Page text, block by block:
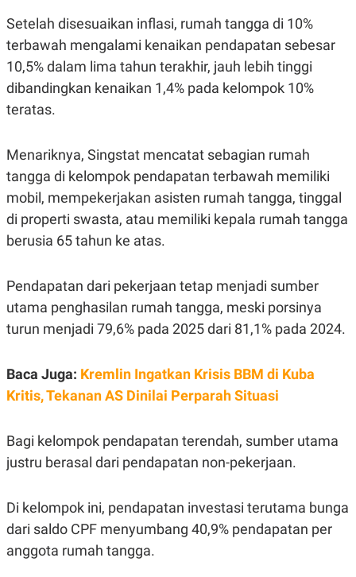
SITEMAPPROFILETERM
USE
PEDOMAN
PEMBERITAAN
SIBER
Setelah disesuaikan inflasi, rumah tangga di 10%
terbawah mengalami kenaikan pendapatan sebesar
10,5% dalam lima tahun terakhir, jauh lebih tinggi
dibandingkan kenaikan 1,4% pada kelompok 10%
teratas.
Menariknya, Singstat mencatat sebagian rumah
tangga di kelompok pendapatan terbawah memiliki
mobil, mempekerjakan asisten rumah tangga, tinggal
di properti swasta, atau memiliki kepala rumah tangga
berusia 65 tahun ke atas.
Pendapatan dari pekerjaan tetap menjadi sumber
utama penghasilan rumah tangga, meski porsinya
turun menjadi 79,6% pada 2025 dari 81,1% pada 2024.
Baca Juga: Kremlin Ingatkan Krisis BBM di Kuba
Kritis, Tekanan AS Dinilai Perparah Situasi
Bagi kelompok pendapatan terendah, sumber utama
justru berasal dari pendapatan non-pekerjaan.
Di kelompok ini, pendapatan investasi terutama bunga
dari saldo CPF menyumbang 40,9% pendapatan per
anggota rumah tangga.